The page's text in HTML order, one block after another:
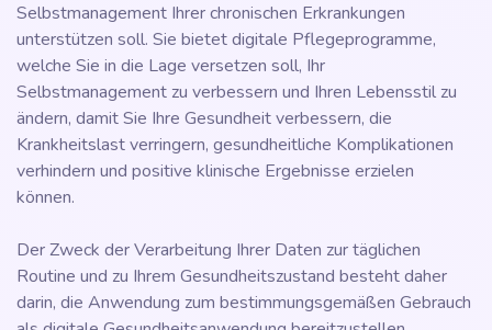
Selbstmanagement Ihrer chronischen Erkrankungen
unterstützen soll. Sie bietet digitale Pflegeprogramme,
welche Sie in die Lage versetzen soll, Ihr
Selbstmanagement zu verbessern und Ihren Lebensstil zu
ändern, damit Sie Ihre Gesundheit verbessern, die
Krankheitslast verringern, gesundheitliche Komplikationen
verhindern und positive klinische Ergebnisse erzielen
können.
Der Zweck der Verarbeitung Ihrer Daten zur täglichen
Routine und zu Ihrem Gesundheitszustand besteht daher
darin, die Anwendung zum bestimmungsgemäßen Gebrauch